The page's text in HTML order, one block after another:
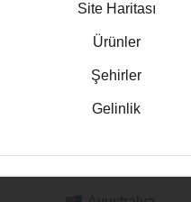
Site Haritası
Ürünler
Şehirler
Gelinlik